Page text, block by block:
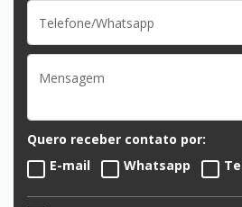
Quero receber contato por:
E-mail
Whatsapp